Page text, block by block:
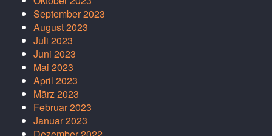
September 2023
August 2023
Juli 2023
Juni 2023
Mai 2023
April 2023
März 2023
Februar 2023
Januar 2023